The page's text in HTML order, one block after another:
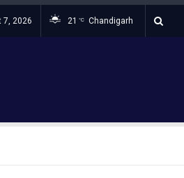
7, 2026 21 °C Chandigarh